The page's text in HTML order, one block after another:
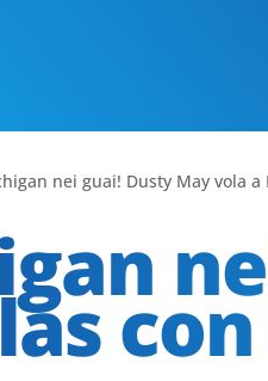
nei guai! Dusty May vola a